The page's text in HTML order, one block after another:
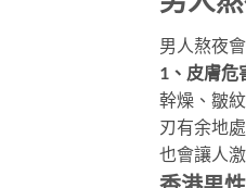
男人熬夜
1、皮膚危
幹燥、皺
刃有余地
也會讓人